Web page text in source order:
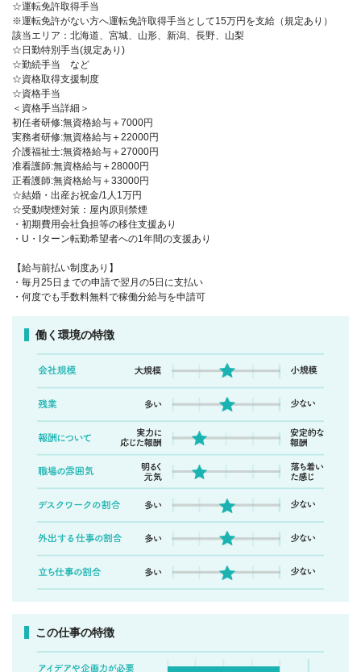
☆運転免許取得手当
※運転免許がない方へ運転免許取得手当として15万円を支給（規定あり）
該当エリア：北海道、宮城、山形、新潟、長野、山梨
☆日勤特別手当(規定あり)
☆勤続手当 など
☆資格取得支援制度
☆資格手当
＜資格手当詳細＞
初任者研修:無資格給与＋7000円
実務者研修:無資格給与＋22000円
介護福祉士:無資格給与＋27000円
准看護師:無資格給与＋28000円
正看護師:無資格給与＋33000円
☆結婚・出産お祝金/1人1万円
☆受動喫煙対策：屋内原則禁煙
・初期費用会社負担等の移住支援あり
・U・Iターン転勤希望者への1年間の支援あり
【給与前払い制度あり】
・毎月25日までの申請で翌月の5日に支払い
・何度でも手数料無料で稼働分給与を申請可
働く環境の特徴
この仕事の特徴